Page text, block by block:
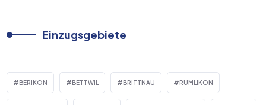
Einzugsgebiete
BERIKON BETTWIL BRITTNAU RUMLIKON